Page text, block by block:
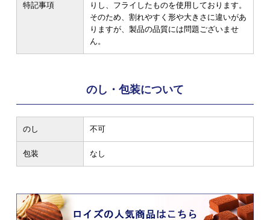
特記事項
りし、フライしたものを使用しております。
そのため、割れやすく形や大きさに違いがあ
りますが、製品の品質には問題ございませ
ん。
のし・包装について
のし 不可
包装 なし